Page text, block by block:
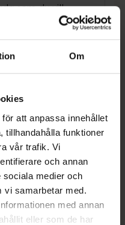
Om
att anpassa innehållet
tillhandahålla funktioner
vår trafik. Vi
och annan
sociala medier och
vi samarbetar med.
med annan
eller som de har
som du vill.
topparna.
med
glue!